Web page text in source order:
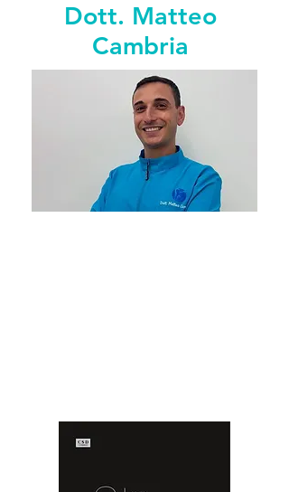
Dott. Matteo
Cambria